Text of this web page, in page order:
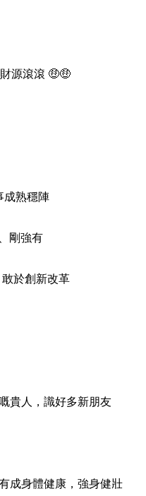
號分類
五行
易經六四卦象
源滾滾 🤑🤑
成熟穩陣
剛強有
於創新改革
貴人，識好多新朋友
成身體健康，強身健壯